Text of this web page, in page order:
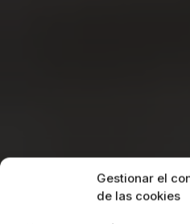
Gestionar el
de las cookies